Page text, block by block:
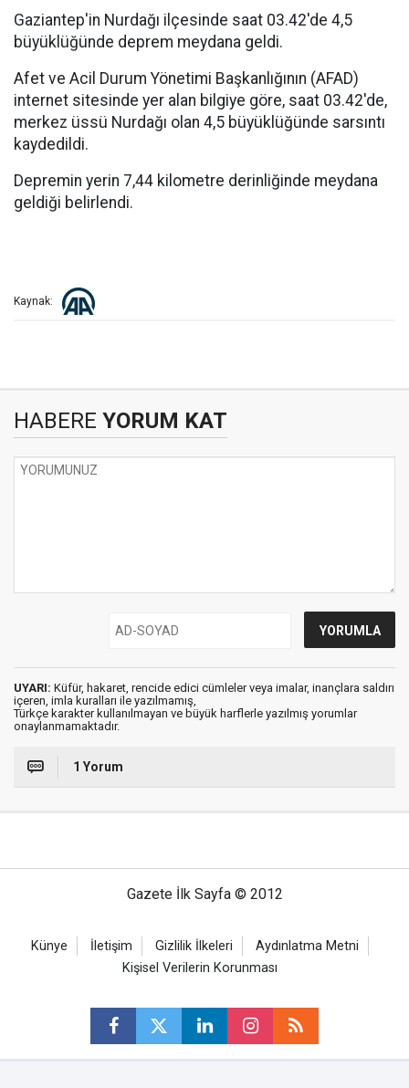
Gaziantep'in Nurdağı ilçesinde saat 03.42'de 4,5
büyüklüğünde deprem meydana geldi.
Afet ve Acil Durum Yönetimi Başkanlığının (AFAD)
internet sitesinde yer alan bilgiye göre, saat 03.42'de,
merkez üssü Nurdağı olan 4,5 büyüklüğünde sarsıntı
kaydedildi.
Depremin yerin 7,44 kilometre derinliğinde meydana
geldiği belirlendi.
Kaynak:
HABERE YORUM KAT
UYARI: Küfür, hakaret, rencide edici cümleler veya imalar, inançlara saldırı
içeren, imla kuralları ile yazılmamış,
Türkçe karakter kullanılmayan ve büyük harflerle yazılmış yorumlar
onaylanmamaktadır.
1 Yorum
Gazete İlk Sayfa © 2012
Künye İletişim Gizlilik İlkeleri
Aydınlatma Metni
Kişisel Verilerin Korunması